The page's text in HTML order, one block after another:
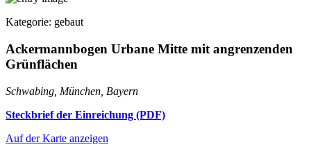
Kategorie: gebaut
Ackermannbogen Urbane Mitte mit angrenzenden
Grünflächen
Schwabing, München, Bayern
Steckbrief der Einreichung (PDF)
Auf der Karte anzeigen